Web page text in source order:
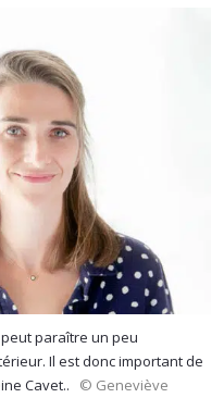
paraître un peu
Il est donc important de
Cavet..
© Geneviève